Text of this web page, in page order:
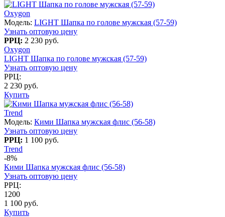
Oxygon
Модель: LIGHT Шапка по голове мужская (57-59)
Узнать оптовую цену
РРЦ: 2 230 руб.
Oxygon
LIGHT Шапка по голове мужская (57-59)
Узнать оптовую цену
РРЦ:
2 230 руб.
Купить
Trend
Модель: Кими Шапка мужская флис (56-58)
Узнать оптовую цену
РРЦ: 1 100 руб.
Trend
-8%
Кими Шапка мужская флис (56-58)
Узнать оптовую цену
РРЦ:
1200
1 100 руб.
Купить